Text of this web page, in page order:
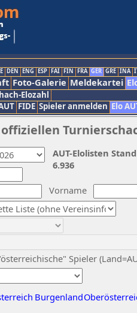
DEN ENG ESP FAI FIN FRA GER GRE INA
Foto-Galerie Meldekartei
Elozahl
FIDE Spieler anmelden Elo
Vorname
Spieler
Burgenland
AUT-Elolisten
6.936